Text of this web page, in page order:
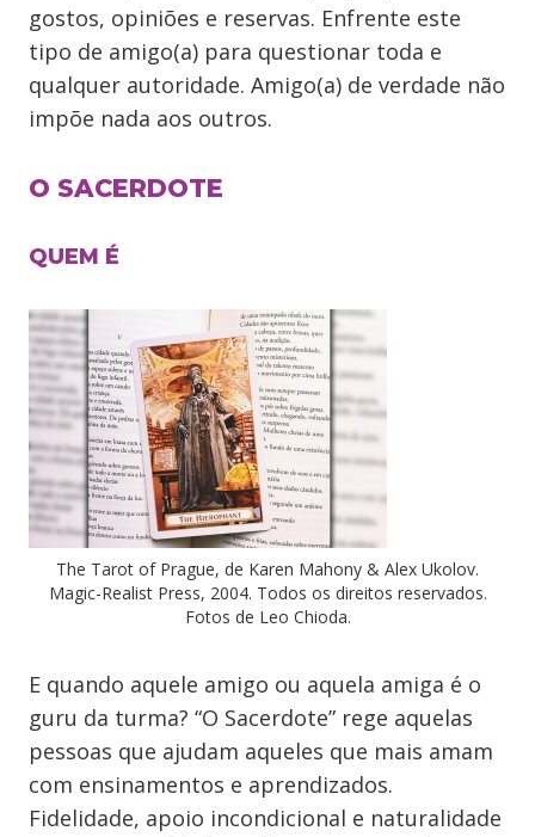
gostos, opiniões e reservas. Enfrente este
tipo de amigo(a) para questionar toda e
qualquer autoridade. Amigo(a) de verdade não
impõe nada aos outros.
O SACERDOTE
QUEM É
The Tarot of Prague, de Karen Mahony & Alex Ukolov.
Magic-Realist Press, 2004. Todos os direitos reservados.
Fotos de Leo Chioda.
E quando aquele amigo ou aquela amiga é o
guru da turma? “O Sacerdote” rege aquelas
pessoas que ajudam aqueles que mais amam
com ensinamentos e aprendizados.
Fidelidade, apoio incondicional e naturalidade